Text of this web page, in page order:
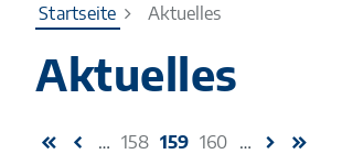
Startseite Aktuelles
Aktuelles
… 158 159 160 …